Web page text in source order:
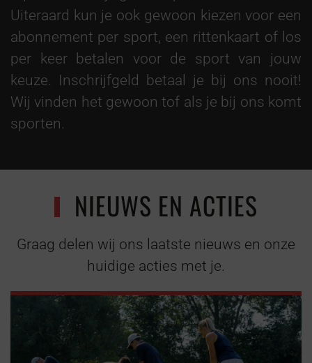
Uiteraard kun je ook gewoon kiezen voor een
abonnement per sport, een rittenkaart of los
per keer betalen voor de sport van jouw
keuze. Inschrijfgeld betaal je bij ons nooit!
Wij vinden het gewoon tof als je bij ons komt
sporten.
NIEUWS EN ACTIES
Graag delen wij ons laatste nieuws en onze
huidige acties met je.